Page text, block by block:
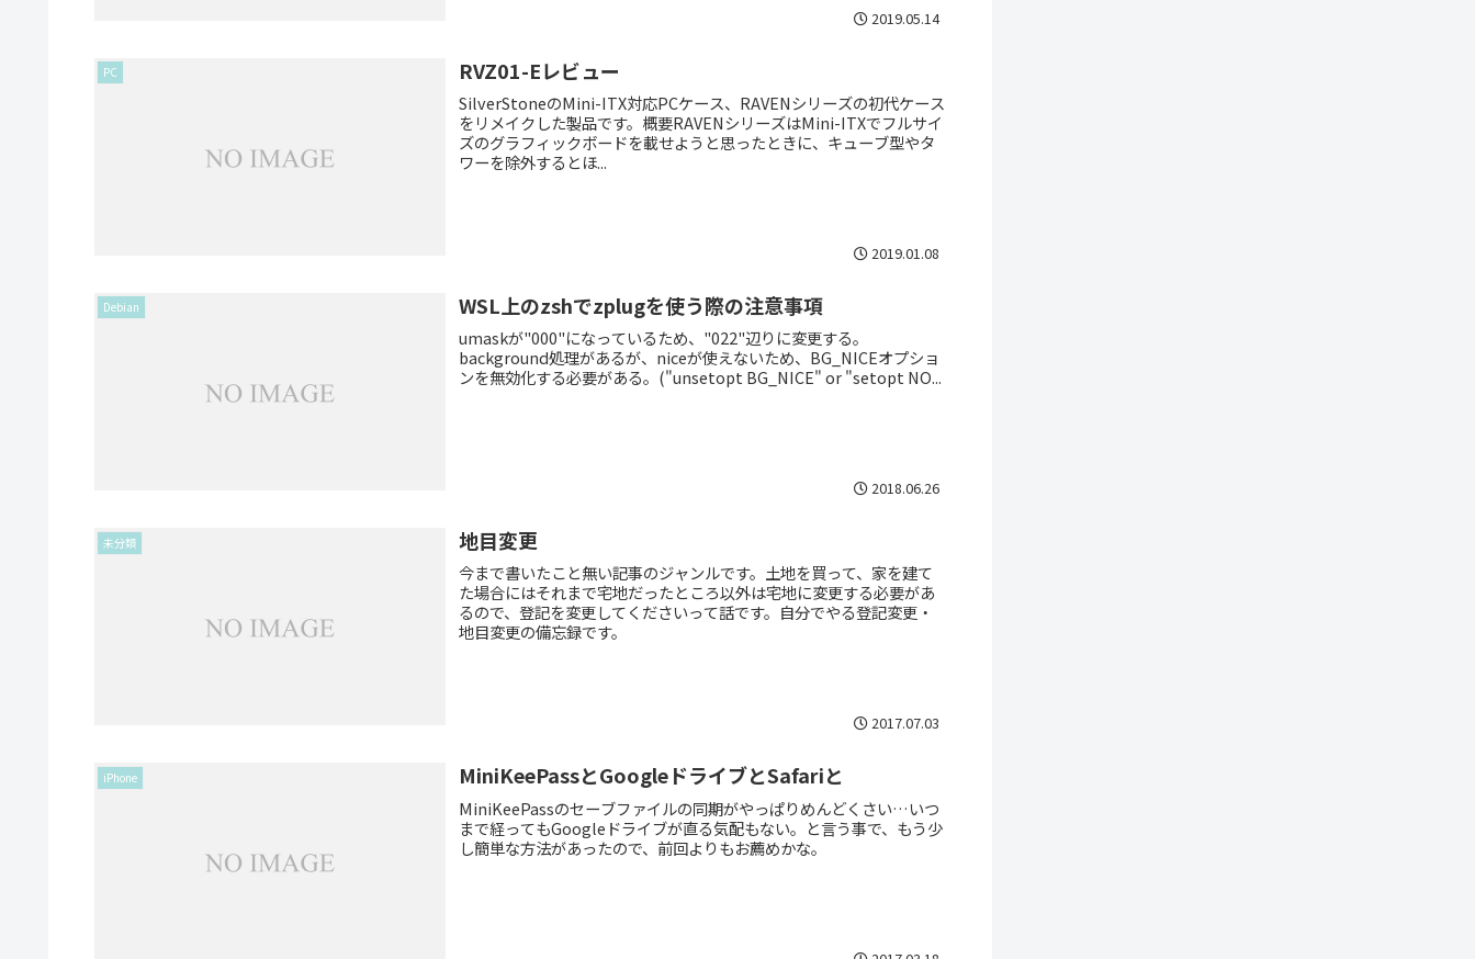
2019.05.14
PC RVZ01-Eレビュー
SilverStoneのMini-ITX対応PCケース、RAVENシリーズの初代ケース
をリメイクした製品です。概要RAVENシリーズはMini-ITXでフルサイ
ズのグラフィックボードを載せようと思ったときに、キューブ型やタ
ワーを除外するとほ...
2019.01.08
Debian WSL上のzshでzplugを使う際の注意事項
umaskが"000"になっているため、"022"辺りに変更する。
background処理があるが、niceが使えないため、BG_NICEオプショ
ンを無効化する必要がある。("unsetopt BG_NICE" or "setopt NO...
2018.06.26
未分類 地目変更
今まで書いたこと無い記事のジャンルです。土地を買って、家を建て
た場合にはそれまで宅地だったところ以外は宅地に変更する必要があ
るので、登記を変更してくださいって話です。自分でやる登記変更・
地目変更の備忘録です。
2017.07.03
iPhone MiniKeePassとGoogleドライブとSafariと
MiniKeePassのセーブファイルの同期がやっぱりめんどくさい…いつ
まで経ってもGoogleドライブが直る気配もない。と言う事で、もう少
し簡単な方法があったので、前回よりもお薦めかな。